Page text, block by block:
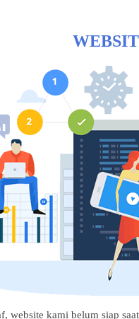
website kami belum siap